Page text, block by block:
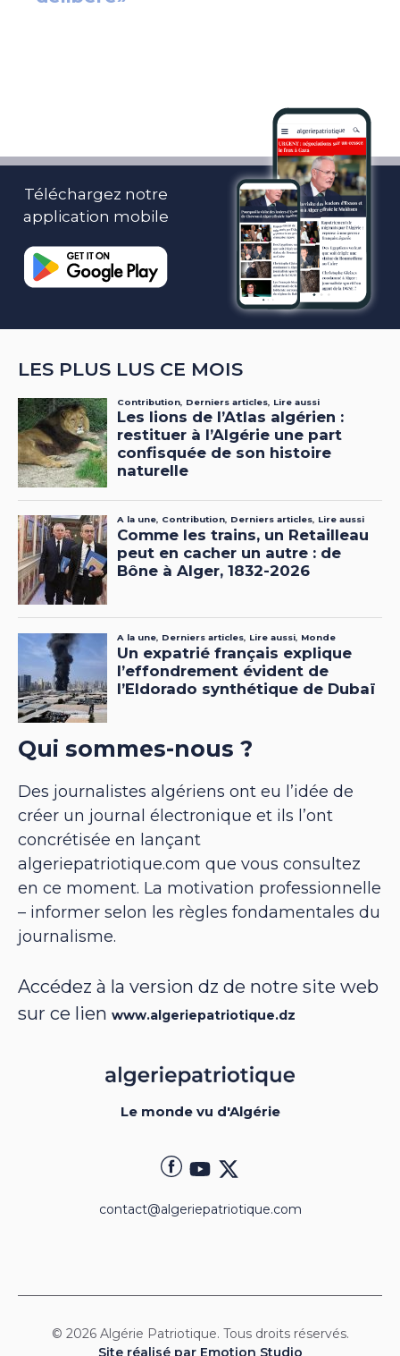
Téléchargez notre
application mobile
LES PLUS LUS CE MOIS
Qui sommes-nous ?
Des journalistes algériens ont eu l’idée de
créer un journal électronique et ils l’ont
concrétisée en lançant
algeriepatriotique.com que vous consultez
en ce moment. La motivation professionnelle
– informer selon les règles fondamentales du
journalisme.
Accédez à la version dz de notre site web
sur ce lien www.algeriepatriotique.dz
Le monde vu d'Algérie
contact@algeriepatriotique.com
© 2026 Algérie Patriotique. Tous droits réservés.
Site réalisé par Emotion Studio